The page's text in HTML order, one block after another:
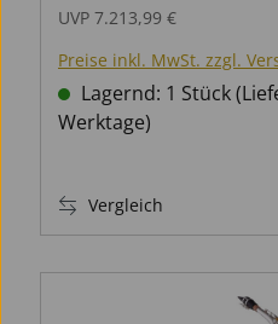
UVP 7.213,99 €
Preise inkl. MwSt. zzgl.
Lagernd: 1 Stück
Werktage)
Vergleich